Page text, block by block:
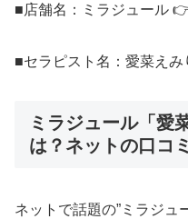
■店舗名：ミラジュール
■セラピスト名：愛菜え
ミラジュール「愛
は？ネットの口コ
ネットで話題の”ミラジュ